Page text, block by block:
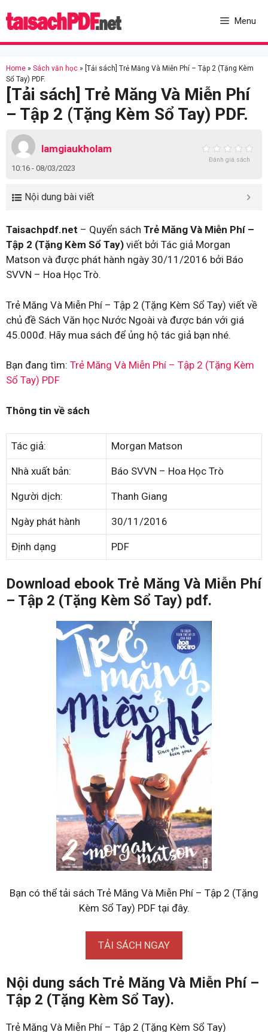
to
Menu
Home » Sách văn học » [Tải sách] Trẻ Măng Và Miễn Phí – Tập 2 (Tặng Kèm
Sổ Tay) PDF.
[Tải sách] Trẻ Măng Và Miễn Phí
– Tập 2 (Tặng Kèm Sổ Tay) PDF.
lamgiaukholam
10:16 - 08/03/2023
Đánh giá sách
Nội dung bài viết
Taisachpdf.net – Quyển sách Trẻ Măng Và Miễn Phí –
Tập 2 (Tặng Kèm Sổ Tay) viết bởi Tác giả Morgan
Matson và được phát hành ngày 30/11/2016 bởi Báo
SVVN – Hoa Học Trò.
Trẻ Măng Và Miễn Phí – Tập 2 (Tặng Kèm Sổ Tay) viết về
chủ đề Sách Văn học Nước Ngoài và được bán với giá
45.000đ. Hãy mua sách để ủng hộ tác giả bạn nhé.
Bạn đang tìm: Trẻ Măng Và Miễn Phí – Tập 2 (Tặng Kèm
Sổ Tay) PDF
Thông tin về sách
Tác giả: Morgan Matson
Nhà xuất bản: Báo SVVN – Hoa Học Trò
Người dịch: Thanh Giang
Ngày phát hành 30/11/2016
Định dạng PDF
Download ebook Trẻ Măng Và Miễn Phí
– Tập 2 (Tặng Kèm Sổ Tay) pdf.
Bạn có thể tải sách Trẻ Măng Và Miễn Phí – Tập 2 (Tặng
Kèm Sổ Tay) PDF tại đây.
TẢI SÁCH NGAY
Nội dung sách Trẻ Măng Và Miễn Phí –
Tập 2 (Tặng Kèm Sổ Tay).
Trẻ Măng Và Miễn Phí – Tập 2 (Tặng Kèm Sổ Tay)